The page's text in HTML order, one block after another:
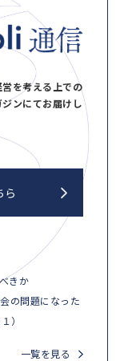
を考える上での
ンにてお届けし
ら
きか
の問題になった
）
一覧を見る